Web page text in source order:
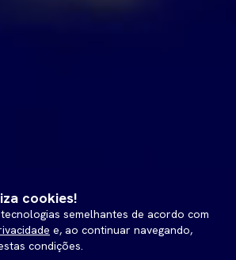
cookies!
semelhantes de acordo com
e, ao continuar navegando,
condições.